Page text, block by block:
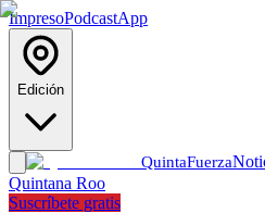
ImpresoPodcastApp
Edición
QuintaFuerza
Quintana Roo
Suscríbete gratis